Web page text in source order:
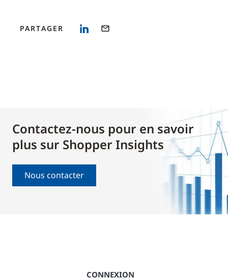
PARTAGER
Contactez-nous pour en savoir
plus sur Shopper Insights
Nous contacter
CONNEXION